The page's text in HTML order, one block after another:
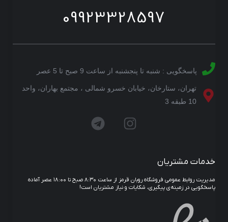
09923328597
پاسخگویی : شنبه تا پنجشنبه از ساعت 9 صبح تا 5 عصر
تهران، ستارخان، خیابان خسرو شمالی ، مجتمع بهاران، واحد
10 طبقه 3
خدمات مشتریان
مدیریت روابط عمومی فروشگاه روبان قرمز از ساعت ۸:۳۰ صبح تا ۱۸:۰۰ عصر آماده
پاسخگویی در زمینه‌ی پیگیری، شکایات و نیاز مشتریان است!